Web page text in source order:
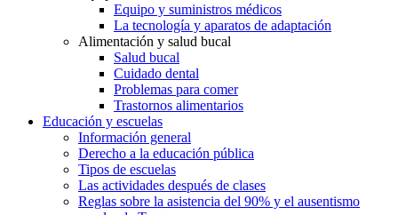
Equipo y suministros médicos
La tecnología y aparatos de adaptación
Alimentación y salud bucal
Salud bucal
Cuidado dental
Problemas para comer
Trastornos alimentarios
Educación y escuelas
Información general
Derecho a la educación pública
Tipos de escuelas
Las actividades después de clases
Reglas sobre la asistencia del 90% y el ausentismo